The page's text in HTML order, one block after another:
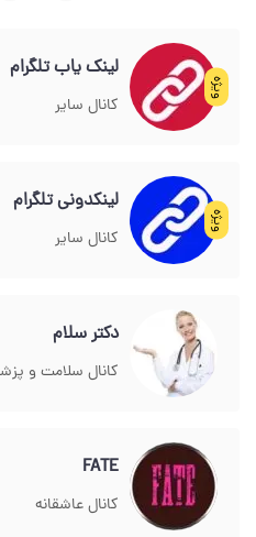
ویژه
لینک یاب تلگرام
کانال سایر
ویژه
لینکدونی تلگرام
کانال سایر
دکتر سلام
کانال سلامت و
FATE
کانال عاشقانه